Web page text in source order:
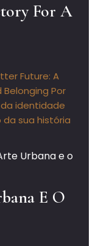
For A
Future: A
Por
identidade
sua história
E O